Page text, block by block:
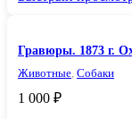
Гравюры. 1873 г.
Животные Собаки
1 000 ₽